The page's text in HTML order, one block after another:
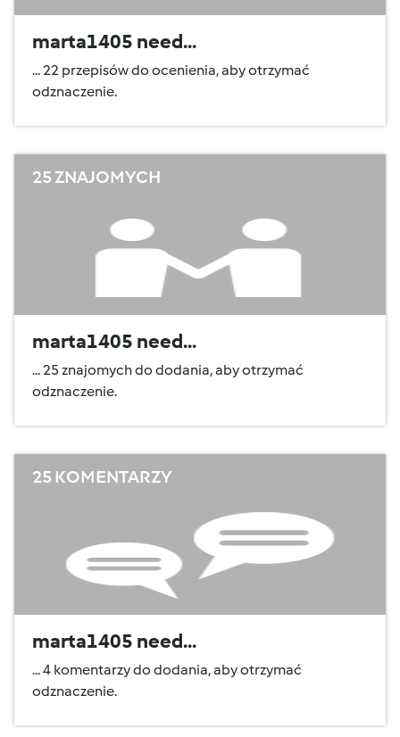
marta1405 need...
... 22 przepisów do ocenienia, aby otrzymać
odznaczenie.
25 ZNAJOMYCH
marta1405 need...
... 25 znajomych do dodania, aby otrzymać
odznaczenie.
25 KOMENTARZY
marta1405 need...
... 4 komentarzy do dodania, aby otrzymać
odznaczenie.